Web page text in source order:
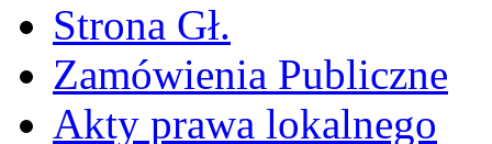
Strona Gł.
Zamówienia Publiczne
Akty prawa lokalnego